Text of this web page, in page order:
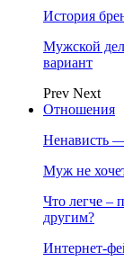
История
Мужской
вариант
Prev Next
Отношения
Ненависть —
Муж не
Что легче –
другим?
Интернет-